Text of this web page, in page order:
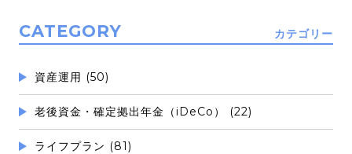
CATEGORY カテゴリー
資産運用 (50)
老後資金・確定拠出年金（iDeCo） (22)
ライフプラン (81)